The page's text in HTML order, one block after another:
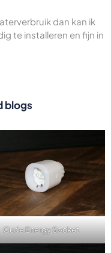
dan kan ik
te installeren en fijn in
blogs
Oude Energy Socket